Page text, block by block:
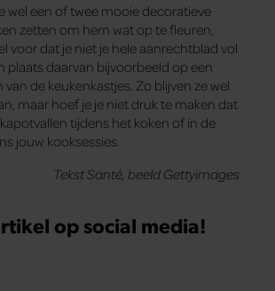
wel een of twee mooie decoratieve
zetten om hem wat op te fleuren,
voor dat je niet je hele aanrechtblad vol
plaats daarvan bijvoorbeeld op een
de keukenkastjes. Zo blijven ze wel
maar hoef je je niet druk te maken dat
tijdens het koken of in de
jouw kooksessies.
Tekst Santé, beeld Gettyimages
op social media!